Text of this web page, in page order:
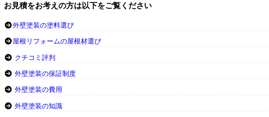
お見積をお考えの方は以下をご覧ください
外壁塗装の塗料選び
屋根リフォームの屋根材選び
クチコミ評判
外壁塗装の保証制度
外壁塗装の費用
外壁塗装の知識